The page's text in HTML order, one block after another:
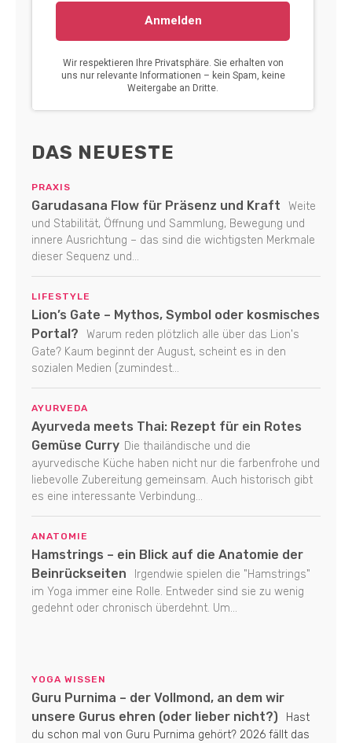
DAS NEUESTE
PRAXIS
Garudasana Flow für Präsenz und Kraft
Weite
und Stabilität, Öffnung und Sammlung, Bewegung und
innere Ausrichtung – das sind die wichtigsten Merkmale
dieser Sequenz und...
LIFESTYLE
Lion’s Gate – Mythos, Symbol oder kosmisches
Portal?
Warum reden plötzlich alle über das Lion's
Gate? Kaum beginnt der August, scheint es in den
sozialen Medien (zumindest...
AYURVEDA
Ayurveda meets Thai: Rezept für ein Rotes
Gemüse Curry Die thailändische und die
ayurvedische Küche haben nicht nur die farbenfrohe und
liebevolle Zubereitung gemeinsam. Auch historisch gibt
es eine interessante Verbindung...
ANATOMIE
Hamstrings – ein Blick auf die Anatomie der
Beinrückseiten
Irgendwie spielen die "Hamstrings"
im Yoga immer eine Rolle. Entweder sind sie zu wenig
gedehnt oder chronisch überdehnt. Um...
YOGA WISSEN
Guru Purnima – der Vollmond, an dem wir
unsere Gurus ehren (oder lieber nicht?)
Hast
du schon mal von Guru Purnima gehört? 2026 fällt das